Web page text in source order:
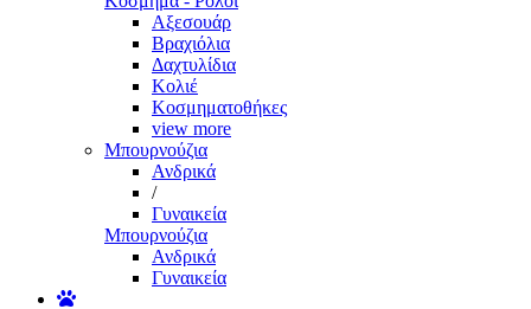
Αξεσουάρ
Βραχιόλια
Δαχτυλίδια
Κολιέ
Κοσμηματοθήκες
view more
Μπουρνούζια
Ανδρικά
/
Γυναικεία
Μπουρνούζια
Ανδρικά
Γυναικεία